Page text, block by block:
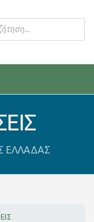
ΕΛΛΑΔΑΣ